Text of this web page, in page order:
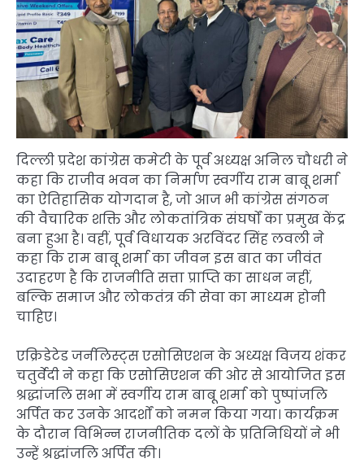
दिल्ली प्रदेश कांग्रेस कमेटी के पूर्व अध्यक्ष अनिल चौधरी ने
कहा कि राजीव भवन का निर्माण स्वर्गीय राम बाबू शर्मा
का ऐतिहासिक योगदान है, जो आज भी कांग्रेस संगठन
की वैचारिक शक्ति और लोकतांत्रिक संघर्षों का प्रमुख केंद्र
बना हुआ है। वहीं, पूर्व विधायक अरविंदर सिंह लवली ने
कहा कि राम बाबू शर्मा का जीवन इस बात का जीवंत
उदाहरण है कि राजनीति सत्ता प्राप्ति का साधन नहीं,
बल्कि समाज और लोकतंत्र की सेवा का माध्यम होनी
चाहिए।
एक्रिडेटेड जर्नलिस्ट्स एसोसिएशन के अध्यक्ष विजय शंकर
चतुर्वेदी ने कहा कि एसोसिएशन की ओर से आयोजित इस
श्रद्धांजलि सभा में स्वर्गीय राम बाबू शर्मा को पुष्पांजलि
अर्पित कर उनके आदर्शों को नमन किया गया। कार्यक्रम
के दौरान विभिन्न राजनीतिक दलों के प्रतिनिधियों ने भी
उन्हें श्रद्धांजलि अर्पित की।